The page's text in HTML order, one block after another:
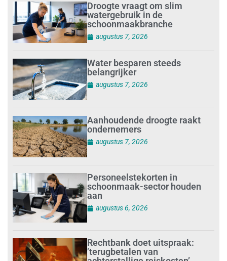
Droogte vraagt om slim
watergebruik in de
schoonmaakbranche
augustus 7, 2026
Water besparen steeds
belangrijker
augustus 7, 2026
Aanhoudende droogte raakt
ondernemers
augustus 7, 2026
Personeelstekorten in
schoonmaak-sector houden
aan
augustus 6, 2026
Rechtbank doet uitspraak:
’terugbetalen van